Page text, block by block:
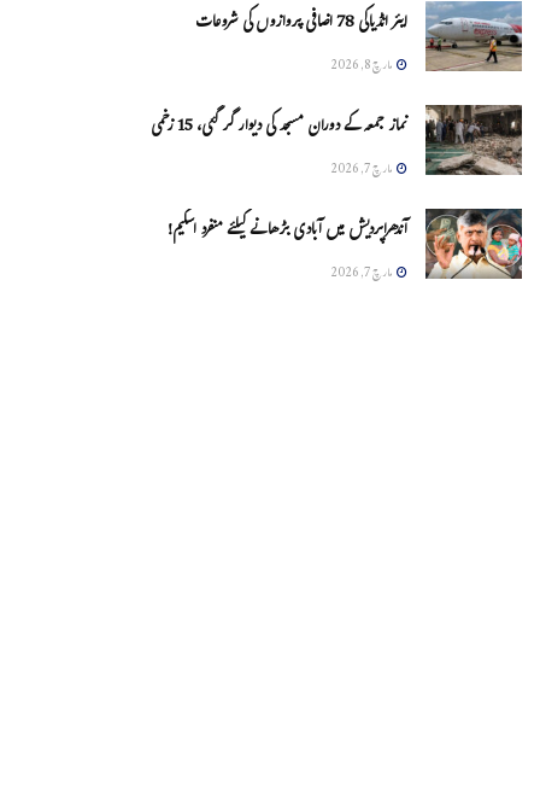
ایئر انڈیاکی 78 اضافی پروازوں کی شروعات
مارچ 8, 2026
نماز جمعہ کے دوران مسجد کی دیوار گر گئی، 15 زخمی
مارچ 7, 2026
آندھراپردیش میں آبادی بڑھانے کیلئے منفرد اسکیم!
مارچ 7, 2026